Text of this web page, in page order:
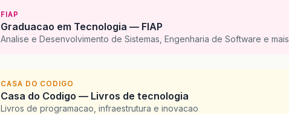
FIAP
Graduacao em Tecnologia — FIAP
Analise e Desenvolvimento de Sistemas, Engenharia de Software e mais
CASA DO CODIGO
Casa do Codigo — Livros de tecnologia
Livros de programacao, infraestrutura e inovacao